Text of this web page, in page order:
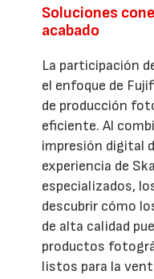
Soluciones
acabado
La participación
el enfoque de
de producción
eficiente. Al
impresión digital
experiencia de
especializados,
descubrir cómo
de alta calidad
productos
listos para la